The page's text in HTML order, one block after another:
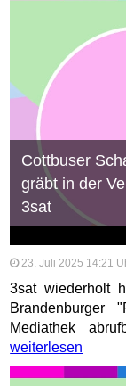
Cottbuser
gräbt in der
3sat
23. Juli 2025 14:21
3sat wiederholt
Mediathek
weiterlesen